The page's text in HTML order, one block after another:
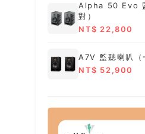
Alpha 50 Evo
對）
NT$ 22,800
A7V 監聽喇叭（
NT$ 52,900